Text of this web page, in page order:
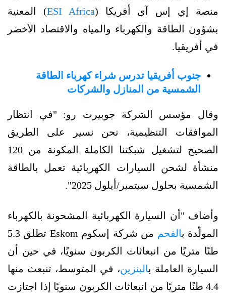
منصة إي إس آي أفريكا (ESI Africa) المعنية
بشؤون الطاقة والكهرباء والمياه والاقتصاد الأخضر
في أفريقيا.
جنوب أفريقيا تدرس شراء كهرباء الطاقة
الشمسية من المنازل والشركات
وقال مؤسس الشركة جوبيرت رو: "في انتظار
الموافقات التنظيمية، نحن نسير على الطريق
الصحيح لتشغيل شبكتنا الكاملة المكونة من 120
منشأة لشحن السيارات الكهربائية تعمل بالطاقة
الشمسية بحلول سبتمبر/أيلول 2025".
وأضاف "أن السيارة الكهربائية المشحونة بالكهرباء
المولّدة بالفحم
من شركة إسكوم Eskom تطلق 5.3
طنًا متريًا من انبعاثات الكربون سنويًا، في حين أن
السيارة العاملة بالبنزين، في المتوسط، تنبعث منها
4.4 طنًا متريًا من انبعاثات الكربون سنويًا إذا اجتازت